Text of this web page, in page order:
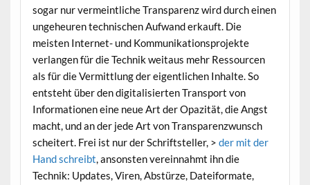
sogar nur vermeintliche Transparenz wird durch einen
ungeheuren technischen Aufwand erkauft. Die
meisten Internet- und Kommunikationsprojekte
verlangen für die Technik weitaus mehr Ressourcen
als für die Vermittlung der eigentlichen Inhalte. So
entsteht über den digitalisierten Transport von
Informationen eine neue Art der Opazität, die Angst
macht, und an der jede Art von Transparenzwunsch
scheitert. Frei ist nur der Schriftsteller, > der mit der
Hand schreibt, ansonsten vereinnahmt ihn die
Technik: Updates, Viren, Abstürze, Dateiformate,